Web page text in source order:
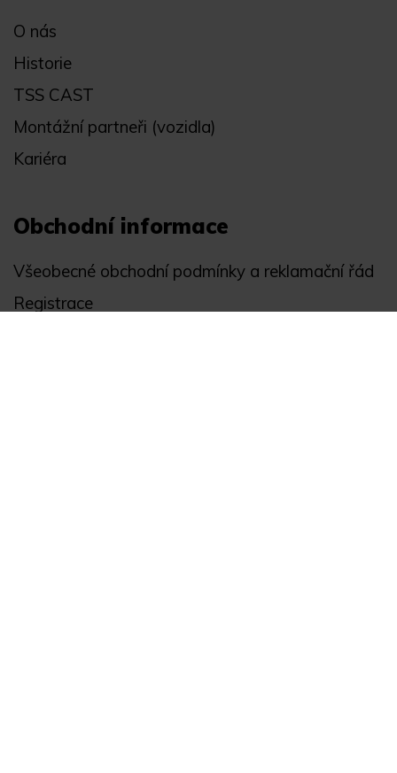
O nás
Historie
TSS CAST
Montážní partneři (vozidla)
Kariéra
Obchodní informace
Všeobecné obchodní podmínky a reklamační řád
Registrace